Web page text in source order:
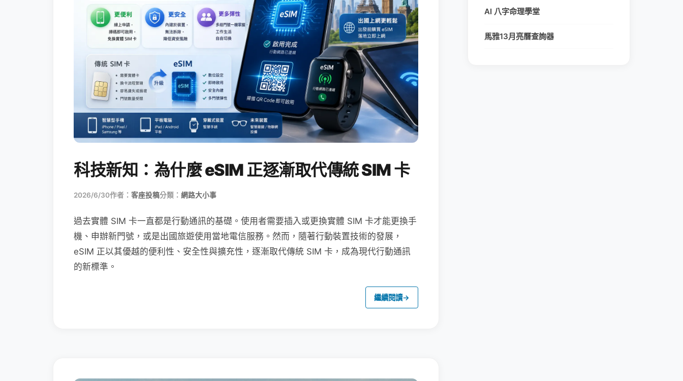
科技新知：為什麼 eSIM 正逐漸取代傳統 SIM 卡
2026/6/30作者： 客座投稿分類： 網路大小事
過去實體 SIM 卡一直都是行動通訊的基礎。使用者需要插入或更換實體 SIM 卡才能更換手
機、申辦新門號，或是出國旅遊使用當地電信服務。然而，隨著行動裝置技術的發展，
eSIM 正以其優越的便利性、安全性與擴充性，逐漸取代傳統 SIM 卡，成為現代行動通訊
的新標準。
繼續閱讀→
AI 八字命理學堂
馬雅13月亮曆查詢器